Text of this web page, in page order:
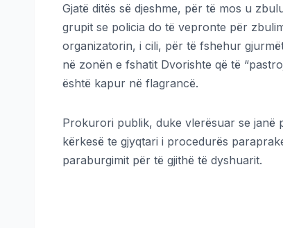
Gjatë ditës së djeshme, për të mos u
grupit se policia do të vepronte për
organizatorin, i cili, për të fshehur
në zonën e fshatit Dvorishte që të
është kapur në flagrancë.
Prokurori publik, duke vlerësuar se janë
kërkesë te gjyqtari i procedurës
paraburgimit për të gjithë të dyshuarit.